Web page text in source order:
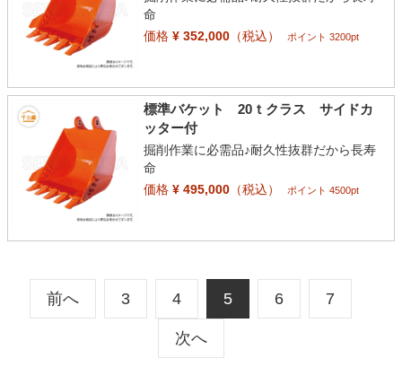
命
価格¥ 352,000（税込） ポイント 3200pt
標準バケット 20ｔクラス サイドカ
ッター付
掘削作業に必需品♪耐久性抜群だから長寿
命
価格¥ 495,000（税込） ポイント 4500pt
前へ 3 4 5 6 7
次へ